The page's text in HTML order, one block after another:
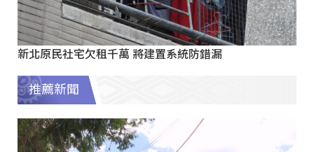
新北原民社宅欠租千萬 將建置系統防錯漏
推薦新聞